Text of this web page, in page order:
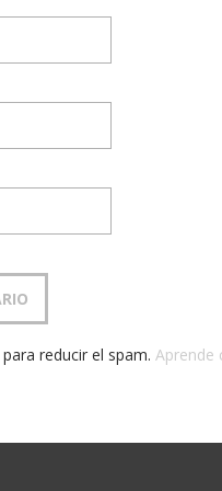
reducir el spam. Aprende